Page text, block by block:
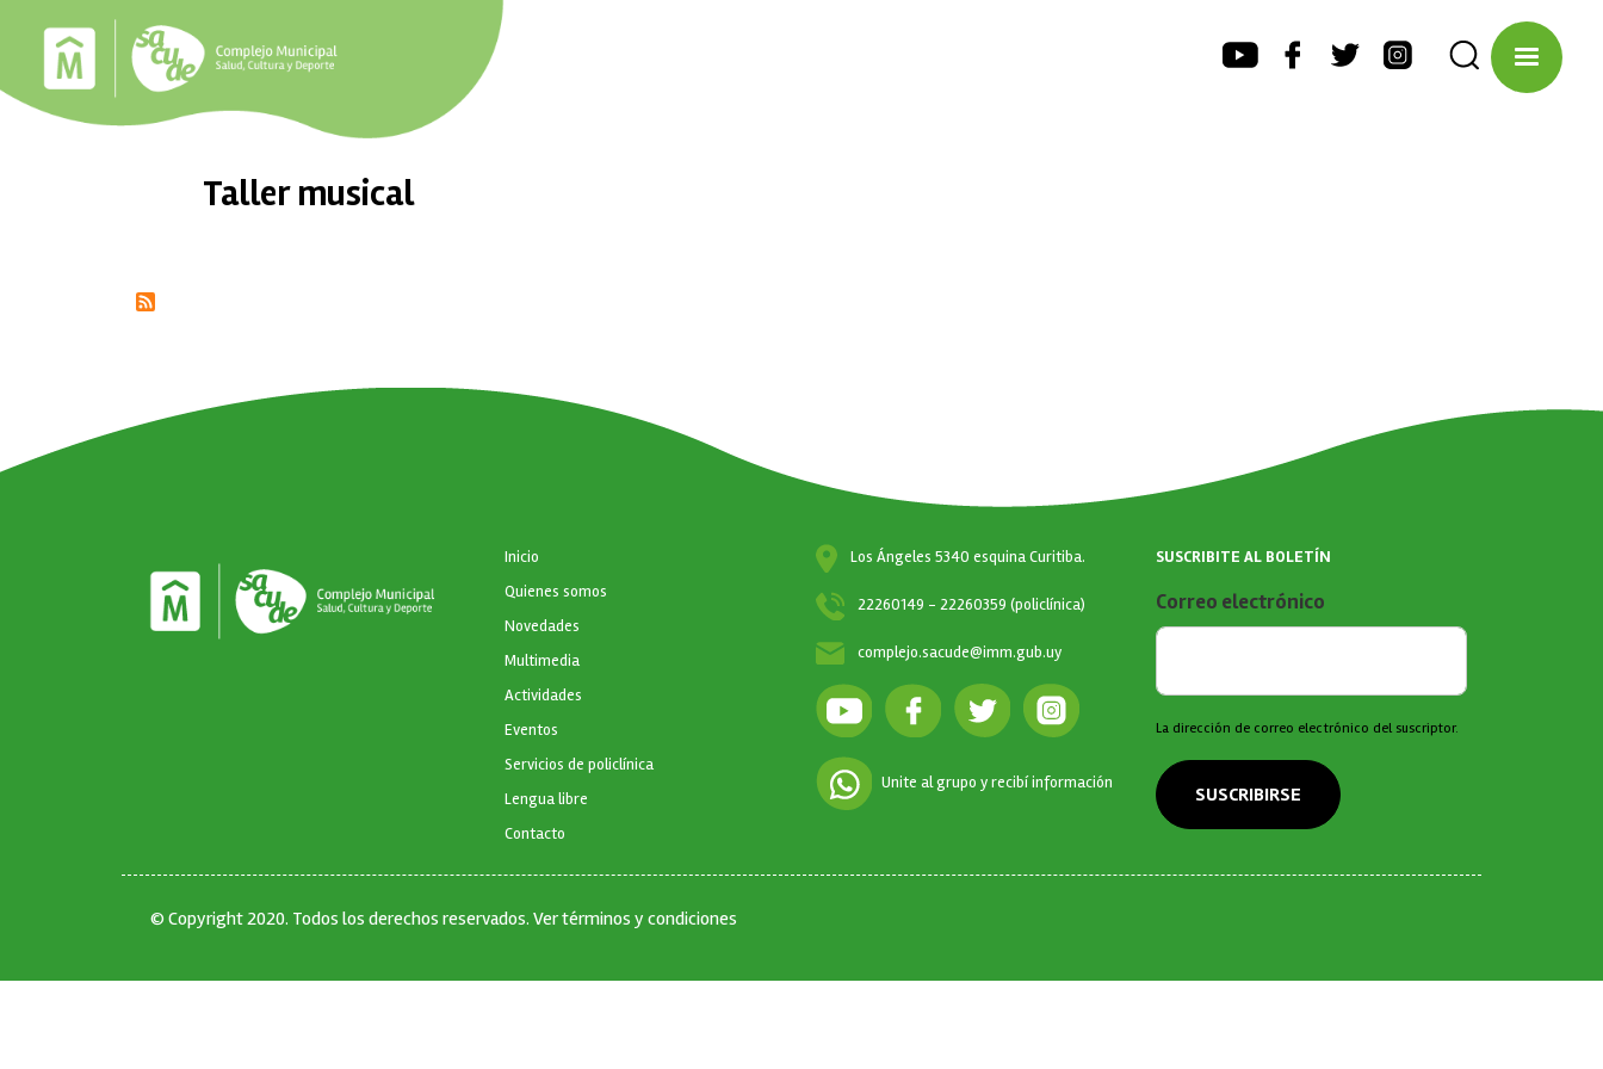
Pasar al contenido principal
Taller musical
NAVEGACIÓN PRINCIPAL
Inicio
Quienes somos
Novedades
Multimedia
Actividades
Eventos
Servicios de policlínica
Lengua libre
Contacto
Los Ángeles 5340 esquina Curitiba.
22260149 - 22260359 (policlínica)
complejo.sacude@imm.gub.uy
Unite al grupo y recibí información
SUSCRIBITE AL BOLETÍN
Correo electrónico
La dirección de correo electrónico del suscriptor.
SUSCRIBIRSE
© Copyright 2020. Todos los derechos reservados. Ver términos y condiciones